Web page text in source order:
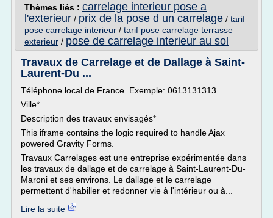
Thèmes liés : carrelage interieur pose a
l'exterieur / prix de la pose d un carrelage / tarif
pose carrelage interieur / tarif pose carrelage terrasse
exterieur / pose de carrelage interieur au sol
Travaux de Carrelage et de Dallage à Saint-
Laurent-Du ...
Téléphone local de France. Exemple: 0613131313
Ville*
Description des travaux envisagés*
This iframe contains the logic required to handle Ajax
powered Gravity Forms.
Travaux Carrelages est une entreprise expérimentée dans
les travaux de dallage et de carrelage à Saint-Laurent-Du-
Maroni et ses environs. Le dallage et le carrelage
permettent d'habiller et redonner vie à l'intérieur ou à...
Lire la suite